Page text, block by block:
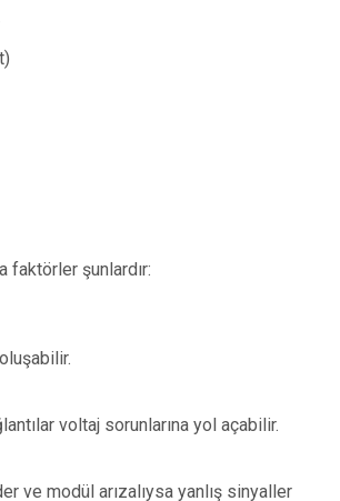
faktörler şunlardır:
voltaj sorunlarına yol açabilir.
ve modül arızalıysa yanlış sinyaller